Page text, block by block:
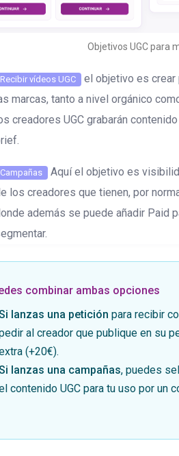
Objetivos UGC para
Recibir vídeos UGC
el objetivo es
marcas, tanto a nivel orgánico
creadores UGC grabarán
Campañas
Aquí el objetivo es
los creadores que tienen, por
además se puede añadir Paid
combinar ambas opciones
lanzas una petición para recibir
al creador que publique en su
(+20€).
lanzas una campañas, puedes
contenido UGC para tu uso por un